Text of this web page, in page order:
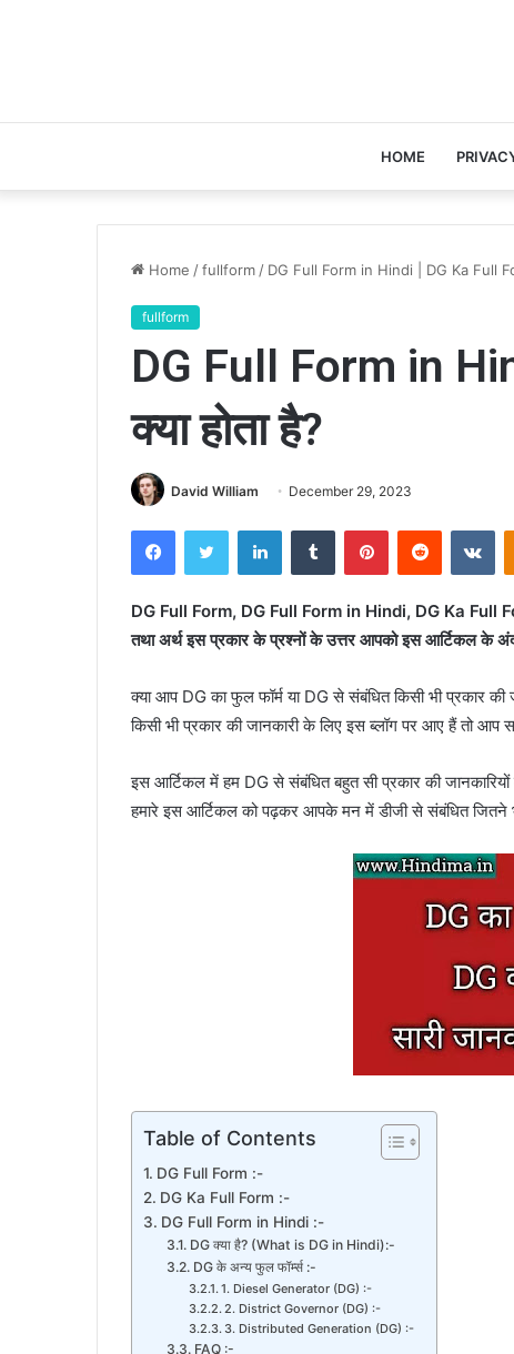
HOME
Home /fullform / DG Full Form in Hindi | DG Ka Full
fullform
DG Full Form in
क्या होता है?
David William December 29, 2023
FacebookTwitter LinkedInTumblr PinterestReddit
DG Full Form, DG Full Form in Hindi, DG Ka Full
तथा अर्थ इस प्रकार के प्रश्नों के उत्तर आपको इस आर्टिकल के
क्या आप DG का फुल फॉर्म या DG से संबंधित किसी भी प्रकार
किसी भी प्रकार की जानकारी के लिए इस ब्लॉग पर आए हैं तो आप
इस आर्टिकल में हम DG से संबंधित बहुत सी प्रकार की
हमारे इस आर्टिकल को पढ़कर आपके मन में डीजी से संबंधित जितने
Table of Contents
DG Full Form :-
DG Ka Full Form :-
DG Full Form in Hindi :-
DG क्या है? (What is DG in Hindi):-
DG के अन्य फुल फॉर्म्स :-
1. Diesel Generator (DG) :-
2. District Governor (DG) :-
3. Distributed Generation (DG) :-
FAQ :-